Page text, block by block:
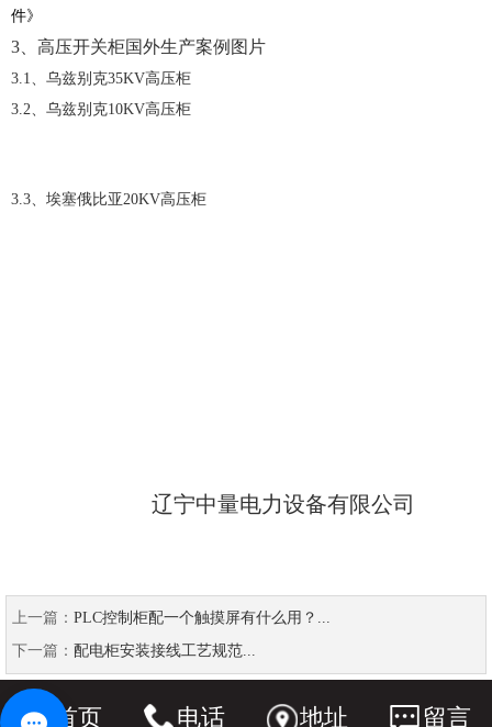
件》
3、 高压开关柜国外生产案例图片
3.1、乌兹别克35KV高压柜
3.2、乌兹别克10KV高压柜
3.3、埃塞俄比亚20KV高压柜
辽宁中量电力设备有限公司
上一篇： PLC控制柜配一个触摸屏有什么用？...
下一篇： 配电柜安装接线工艺规范...
首页 电话 地址 留言